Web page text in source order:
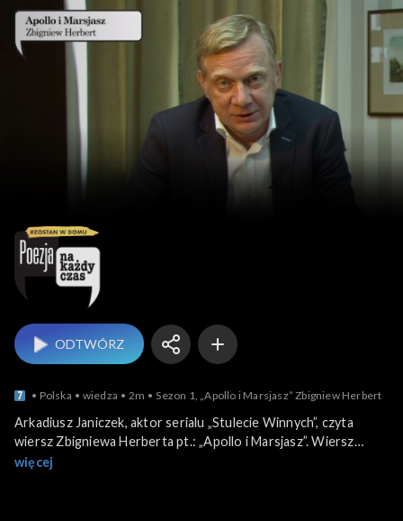
Poezja na każdy czas
ODTWÓRZ
Polska wiedza 2m Sezon 1, „Apollo i Marsjasz” Zbigniew Herbert
Arkadiusz Janiczek, aktor serialu „Stulecie Winnych”, czyta
wiersz Zbigniewa Herberta pt.: „Apollo i Marsjasz”. Wiersz
znajduje się w kanonie lektur szkolnych dla klas III LO.
więcej